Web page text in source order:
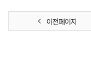
이전 페이지